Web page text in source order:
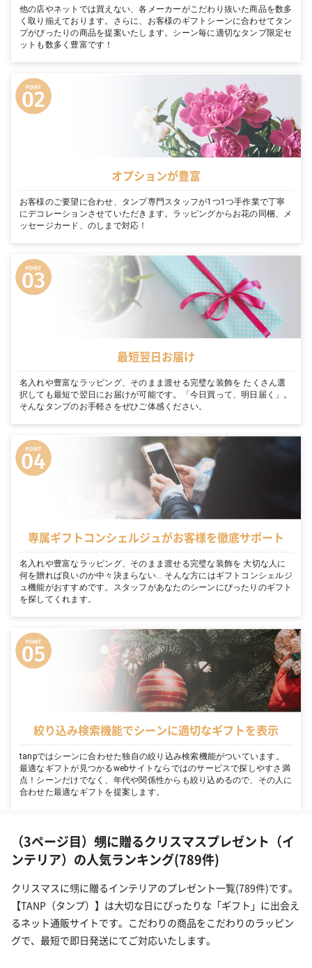
他の店やネットでは買えない、各メーカーがこだわり抜いた商品を数多
く取り揃えております。さらに、お客様のギフトシーンに合わせてタン
プがぴったりの商品を提案いたします。シーン毎に適切なタンプ限定セ
ットも数多く豊富です！
オプションが豊富
お客様のご要望に合わせ、タンプ専門スタッフが1つ1つ手作業で丁寧
にデコレーションさせていただきます。ラッピングからお花の同梱、メ
ッセージカード、のしまで対応！
最短翌日お届け
名入れや豊富なラッピング、そのまま渡せる完璧な装飾を たくさん選
択しても最短で翌日にお届けが可能です。「今日買って、明日届く」。
そんなタンプのお手軽さをぜひご体感ください。
専属ギフトコンシェルジュがお客様を徹底サポート
名入れや豊富なラッピング、そのまま渡せる完璧な装飾を 大切な人に
何を贈れば良いのか中々決まらない… そんな方にはギフトコンシェルジ
ュ機能がおすすめです。スタッフがあなたのシーンにぴったりのギフト
を探してくれます。
絞り込み検索機能でシーンに適切なギフトを表示
tanpではシーンに合わせた独自の絞り込み検索機能がついています。
最適なギフトが見つかるwebサイトならではのサービスで探しやすさ満
点！シーンだけでなく、年代や関係性からも絞り込めるので、その人に
合わせた最適なギフトを提案します。
（3ページ目）甥に贈るクリスマスプレゼント（イ
ンテリア）の人気ランキング(789件)
クリスマスに甥に贈るインテリアのプレゼント一覧(789件)です。
【TANP（タンプ）】は大切な日にぴったりな「ギフト」に出会え
るネット通販サイトです。こだわりの商品をこだわりのラッピン
グで、最短で即日発送にてご対応いたします。